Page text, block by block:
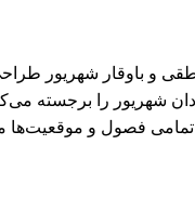
و باوقار شهریور
شهریور را برجسته